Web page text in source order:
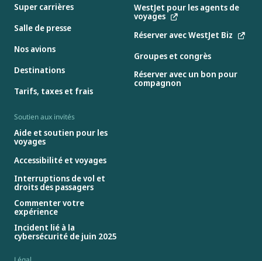
Super carrières
Salle de presse
Nos avions
Destinations
Tarifs, taxes et frais
WestJet pour les agents de
voyages
Réserver avec WestJet Biz
Groupes et congrès
Réserver avec un bon pour
compagnon
Soutien aux invités
Aide et soutien pour les
voyages
Accessibilité et voyages
Interruptions de vol et
droits des passagers
Commenter votre
expérience
Incident lié à la
cybersécurité de juin 2025